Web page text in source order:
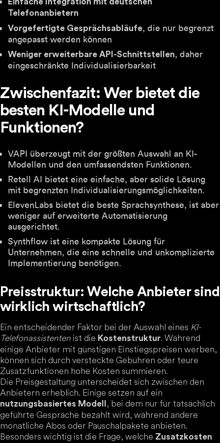
Einfache Integration mit deutschen
Telefonanbietern
Vorgefertigte Gesprächsabläufe, die nur begrenzt
angepasst werden können
Weniger erweiterbare API-Schnittstellen, daher
eingeschränkte Individualisierbarkeit
Zwischenfazit: Wer bietet die
besten KI-Modelle und
Funktionen?
VAPI überzeugt mit der größten Auswahl an KI-
Modellen und den umfassendsten Funktionen.
Retell AI bietet eine einfache, aber solide Lösung
mit begrenzten Individualisierungsmöglichkeiten.
ElevenLabs bietet die beste Sprachsynthese, ist aber
weniger auf erweiterte Automatisierung
ausgerichtet.
Synthflow ist eine kompakte Lösung für
Unternehmen, die eine schnelle und unkomplizierte
Implementierung benötigen.
Preisstruktur: Welche Anbieter sind
wirklich wirtschaftlich?
Ein entscheidender Faktor bei der Auswahl eines KI-
Telefonassistenten ist die Kostenstruktur. Während
einige Anbieter mit günstigen Einstiegspreisen werben,
können sich durch versteckte Gebühren oder teure
Zusatzfunktionen hohe Kosten summieren.
Die Preisgestaltung unterscheidet sich zwischen den
Anbietern erheblich. Einige setzen auf ein
nutzungsbasiertes Modell , bei dem nur für tatsächlich
geführte Gespräche bezahlt wird, während andere
monatliche Abos oder Pauschalpakete anbieten.
Besonders wichtig ist die Frage, welche Zusatzkosten